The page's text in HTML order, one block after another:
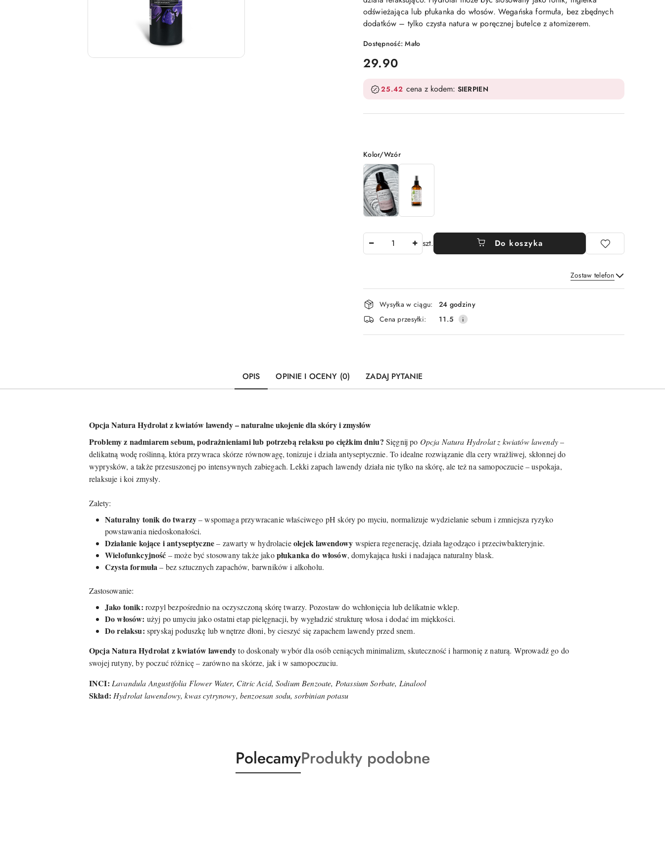
odświeżająca lub płukanka do włosów. Wegańska formuła, bez zbędnych
dodatków – tylko czysta natura w poręcznej butelce z atomizerem.
Dostępność:Mało
cena:
29.90
25.42 cena z kodem: SIERPIEN
Wariant
Kolor/Wzór
szt. Do koszyka
Zostaw telefon
Wyślij
Dostępność
i
dostawa
Wysyłka w ciągu:
24 godziny
Cena przesyłki:
11.5
OPIS OPINIE I OCENY (0) ZADAJ PYTANIE
Opcja Natura Hydrolat z kwiatów lawendy – naturalne ukojenie dla skóry i zmysłów
Problemy z nadmiarem sebum, podrażnieniami lub potrzebą relaksu po ciężkim dniu? Sięgnij po Opcja Natura Hydrolat z kwiatów lawendy–
delikatną wodę roślinną, która przywraca skórze równowagę, tonizuje i działa antyseptycznie. To idealne rozwiązanie dla cery wrażliwej, skłonnej do
wyprysków, a także przesuszonej po intensywnych zabiegach. Lekki zapach lawendy działa nie tylko na skórę, ale też na samopoczucie – uspokaja,
relaksuje i koi zmysły.
Zalety:
Naturalny tonik do twarzy– wspomaga przywracanie właściwego pH skóry po myciu, normalizuje wydzielanie sebum i zmniejsza ryzyko
powstawania niedoskonałości.
Działanie kojące i antyseptyczne– zawarty w hydrolacieolejek lawendowy wspiera regenerację, działa łagodząco i przeciwbakteryjnie.
Wielofunkcyjność – może być stosowany także jakopłukanka do włosów, domykająca łuski i nadająca naturalny blask.
Czysta formuła– bez sztucznych zapachów, barwników i alkoholu.
Zastosowanie:
Jako tonik: rozpyl bezpośrednio na oczyszczoną skórę twarzy. Pozostaw do wchłonięcia lub delikatnie wklep.
Do włosów: użyj po umyciu jako ostatni etap pielęgnacji, by wygładzić strukturę włosa i dodać im miękkości.
Do relaksu: spryskaj poduszkę lub wnętrze dłoni, by cieszyć się zapachem lawendy przed snem.
Opcja Natura Hydrolat z kwiatów lawendyto doskonały wybór dla osób ceniących minimalizm, skuteczność i harmonię z naturą. Wprowadź go do
swojej rutyny, by poczuć różnicę – zarówno na skórze, jak i w samopoczuciu.
INCI: Lavandula Angustifolia Flower Water, Citric Acid, Sodium Benzoate, Potassium Sorbate, Linalool
Skład: Hydrolat lawendowy, kwas cytrynowy, benzoesan sodu, sorbinian potasu
Produkty
o
PolecamyProdukty
o
Produkty podobne